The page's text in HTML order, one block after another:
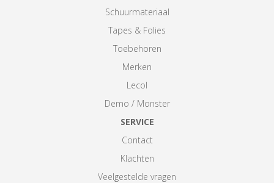
Schuurmateriaal
Tapes & Folies
Toebehoren
Merken
Lecol
Demo / Monster
SERVICE
Contact
Klachten
Veelgestelde vragen